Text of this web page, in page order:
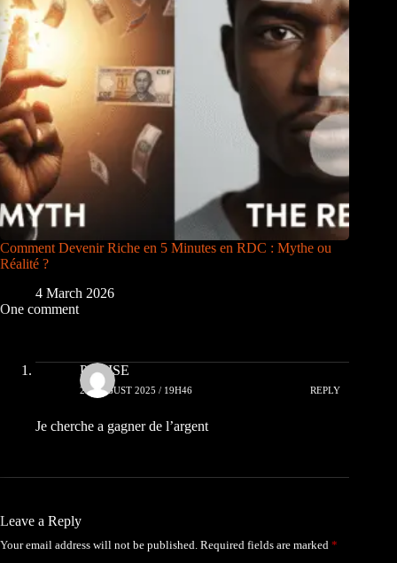
Comment Devenir Riche en 5 Minutes en RDC : Mythe ou
Réalité ?
4 March 2026
One comment
PRAISE
24 AUGUST 2025 / 19H46 REPLY
Je cherche a gagner de l’argent
Leave a Reply
Your email address will not be published. Required fields are marked *